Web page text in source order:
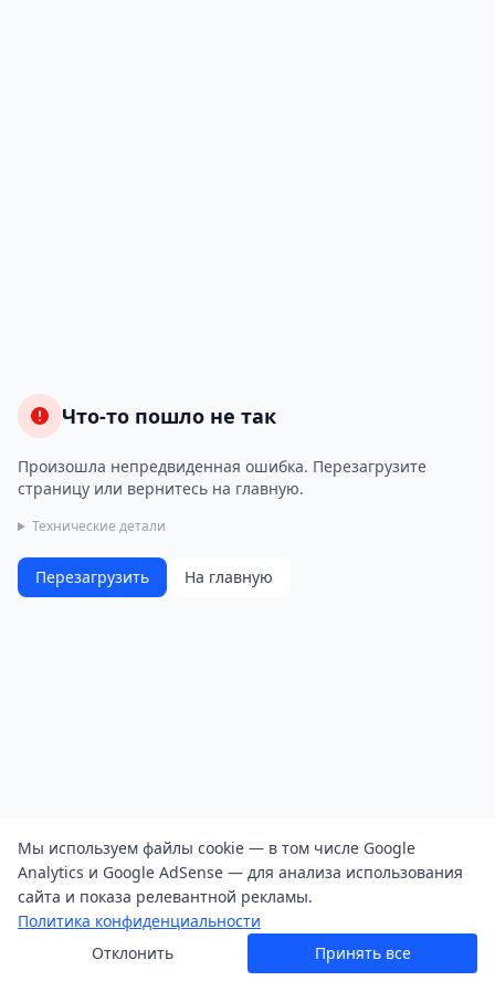
Что-то пошло не так
Произошла непредвиденная ошибка. Перезагрузите
страницу или вернитесь на главную.
Технические детали
Перезагрузить На главную
Мы используем файлы cookie — в том числе Google
Analytics и Google AdSense — для анализа использования
сайта и показа релевантной рекламы.
Политика конфиденциальности
Отклонить
Принять все